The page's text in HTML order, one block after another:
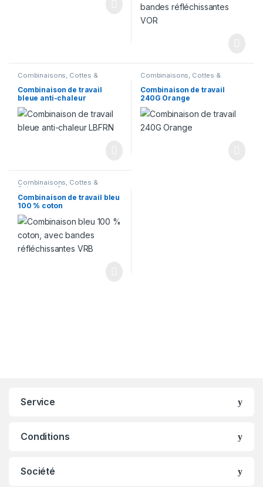
Combinaisons, Cottes &
Corps
Combinaison de travail
bleue anti-chaleur
Combinaisons, Cottes &
Corps
Combinaison de travail
240G Orange
Combinaisons, Cottes &
Salopettes Corps
Combinaison de travail bleu
100 % coton
Service
Conditions
Société